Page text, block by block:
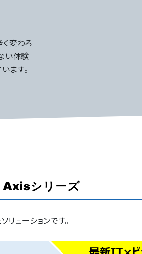
変わろ
い体験
ます。
シリーズ
リューションです。